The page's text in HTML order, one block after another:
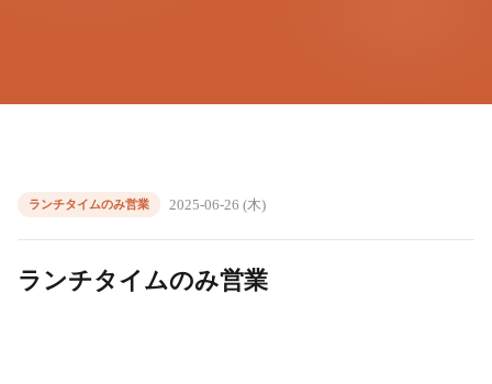
ランチタイムのみ営業 2025-06-26 (木)
ランチタイムのみ営業